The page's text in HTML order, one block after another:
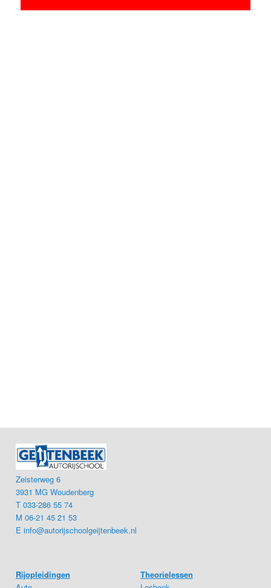
Zeisterweg 6
3931 MG Woudenberg
T 033-286 55 74
M 06-21 45 21 53
E info@autorijschoolgeijtenbeek.nl
Rijopleidingen
Theorielessen